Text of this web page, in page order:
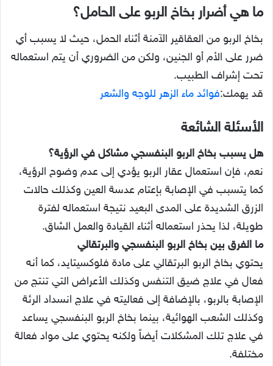
ما هي أضرار بخاخ الربو على الحامل؟
بخاخ الربو من العقاقير الآمنة أثناء الحمل، حيث لا يسبب أي
ضرر على الأم أو الجنين، ولكن من الضروري أن يتم استعماله
تحت إشراف الطبيب.
قد يهمك:فوائد ماء الزهر للوجه والشعر
الأسئلة الشائعة
هل يسبب بخاخ الربو البنفسجي مشاكل في الرؤية؟
نعم، فإن استعمال عقار الربو يؤدي إلى عدم وضوح الرؤية،
كما يتسبب في الإصابة بإعتام عدسة العين وكذلك حالات
الزرق الشديدة على المدى البعيد نتيجة استعماله لفترة
طويلة، لذا يحذر استعماله أثناء القيادة والعمل الشاق.
ما الفرق بين بخاخ الربو البنفسجي والبرتقالي
يحتوي بخاخ الربو البرتقالي على مادة فلوكسيتايد، كما أنه
فعال في علاج ضيق التنفس وكذلك الأعراض التي تنتج من
الإصابة بالربو، بالإضافة إلى فعاليته في علاج انسداد الرئة
وكذلك الشعب الهوائية، بينما بخاخ الربو البنفسجي يساعد
في علاج تلك المشكلات أيضاً ولكنه يحتوي على مواد فعالة
مختلفة.